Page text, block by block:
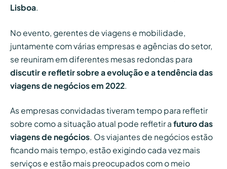
Lisboa.
No evento, gerentes de viagens e mobilidade,
juntamente com várias empresas e agências do setor,
se reuniram em diferentes mesas redondas para
discutir e refletir sobre a evolução e a tendência das
viagens de negócios em 2022.
As empresas convidadas tiveram tempo para refletir
sobre como a situação atual pode refletir a futuro das
viagens de negócios. Os viajantes de negócios estão
ficando mais tempo, estão exigindo cada vez mais
serviços e estão mais preocupados com o meio